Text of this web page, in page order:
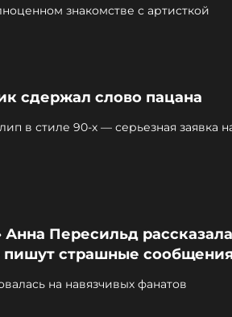
знакомстве с артисткой
сдержал слово пацана
в стиле 90-х — серьезная заявка
Анна Пересильд
пишут страшные
на навязчивых фанатов